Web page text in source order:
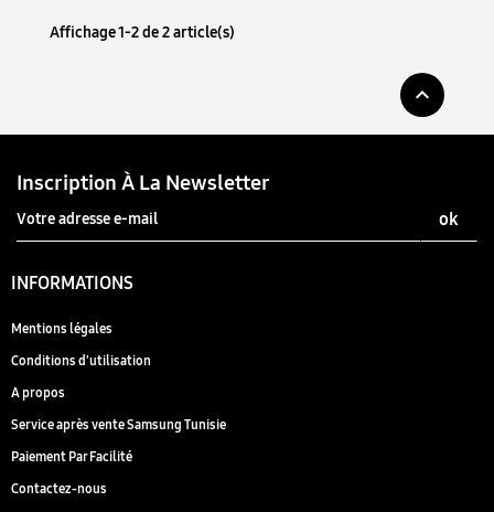
Affichage 1-2 de 2 article(s)

Inscription À La Newsletter
INFORMATIONS
Mentions légales
Conditions d'utilisation
A propos
Service après vente Samsung Tunisie
Paiement Par Facilité
Contactez-nous